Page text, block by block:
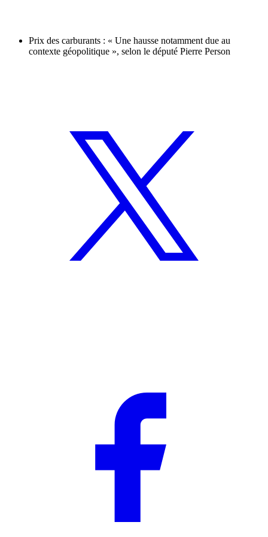
Prix des carburants : « Une hausse notamment due au
contexte géopolitique », selon le député Pierre Person